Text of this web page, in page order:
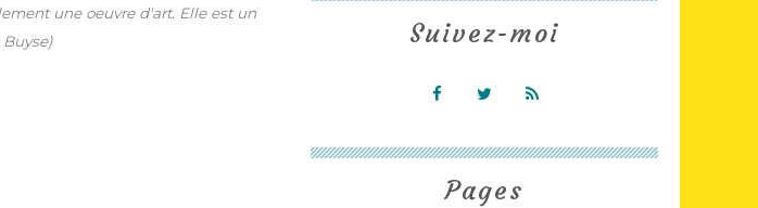
une oeuvre d'art. Elle est un
Pages
Suivez-moi